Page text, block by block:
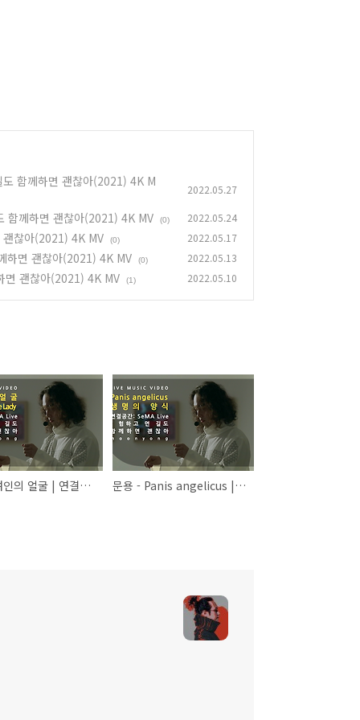
함께하면 괜찮아(2021) 4K M
2022.05.27
께하면 괜찮아(2021) 4K MV (0) 2022.05.24
찮아(2021) 4K MV (0) 2022.05.17
면 괜찮아(2021) 4K MV (0) 2022.05.13
면 괜찮아(2021) 4K MV (1) 2022.05.10
문용 - 여인의 얼굴 | 연결공간: SeMA Live - 험하고 먼 길도 함께하면 괜찮아(2021) 4K MV 문용 - Panis angelicus | 연결공간: SeMA Live - 험하고 먼 길도 함께하면 괜찮아(2021) 4K MV